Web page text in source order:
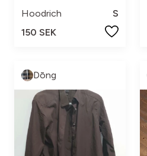
Hoodrich
S
150 SEK
Dōng